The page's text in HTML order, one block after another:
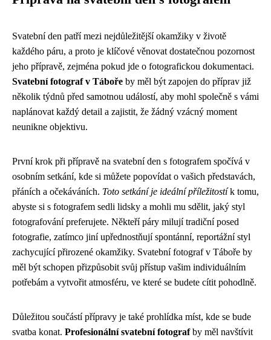
Svatební den patří mezi nejdůležitější okamžiky v životě
každého páru, a proto je klíčové věnovat dostatečnou pozornost
jeho přípravě, zejména pokud jde o fotografickou dokumentaci.
Svatební fotograf v Táboře by měl být zapojen do příprav již
několik týdnů před samotnou událostí, aby mohl společně s vámi
naplánovat každý detail a zajistit, že žádný vzácný moment
neunikne objektivu.
První krok při přípravě na svatební den s fotografem spočívá v
osobním setkání, kde si můžete popovídat o vašich představách,
přáních a očekáváních. Toto setkání je ideální příležitostík tomu,
abyste si s fotografem sedli lidsky a mohli mu sdělit, jaký styl
fotografování preferujete. Někteří páry milují tradiční posed
fotografie, zatímco jiní upřednostňují spontánní, reportážní styl
zachycující přirozené okamžiky. Svatební fotograf v Táboře by
měl být schopen přizpůsobit svůj přístup vašim individuálním
potřebám a vytvořit atmosféru, ve které se budete cítit pohodlně.
Důležitou součástí přípravy je také prohlídka míst, kde se bude
svatba konat. Profesionální svatební fotografby měl navštívit